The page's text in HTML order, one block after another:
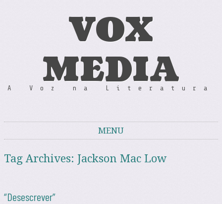
VOX
MEDIA
A Voz na Literatura
MENU
Tag Archives: Jackson Mac Low
“Desescrever”